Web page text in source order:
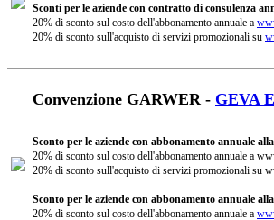
Sconti per le aziende con contratto di consulenza
20% di sconto sul costo dell'abbonamento annuale a
20% di sconto sull'acquisto di servizi promozionali su
Convenzione GARWER - GEVA
Sconto per le aziende con abbonamento annuale
20% di sconto sul costo dell'abbonamento annuale a
20% di sconto sull'acquisto di servizi promozionali su
Sconto per le aziende con abbonamento annuale
20% di sconto sul costo dell'abbonamento annuale a